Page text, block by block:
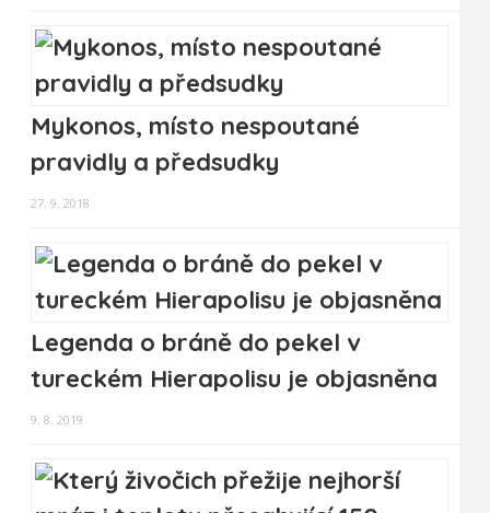
Mykonos, místo nespoutané
pravidly a předsudky
27. 9. 2018
Legenda o bráně do pekel v
tureckém Hierapolisu je objasněna
9. 8. 2019